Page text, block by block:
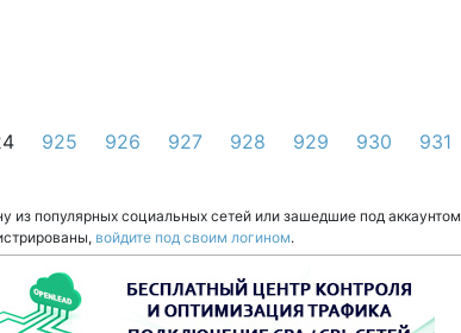
925 926 927 928 929 930 931
из популярных социальных сетей или зашедшие под аккаунтом
войдите под своим логином.